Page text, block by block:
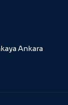
Ankara